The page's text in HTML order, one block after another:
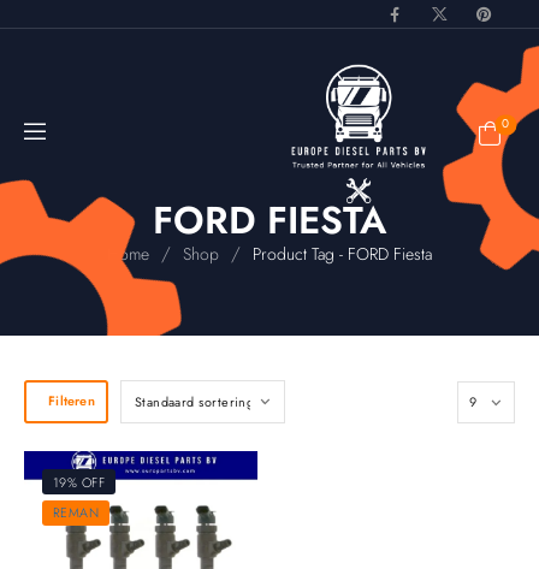
0
FORD FIESTA
Home / Shop / Product Tag - FORD Fiesta
Filteren
19% OFF
REMAN